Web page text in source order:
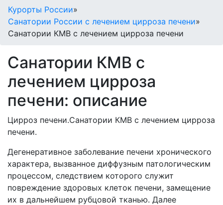
Курорты России»
Санатории России с лечением цирроза печени»
Санатории КМВ с лечением цирроза печени
Санатории КМВ с
лечением цирроза
печени: описание
Цирроз печени.Санатории КМВ с лечением цирроза
печени.
Дегенеративное заболевание печени хронического
характера, вызванное диффузным патологическим
процессом, следствием которого служит
повреждение здоровых клеток печени, замещение
их в дальнейшем рубцовой тканью. Далее